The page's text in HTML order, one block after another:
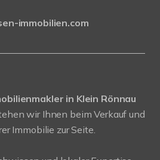
immobilien.com
in Klein Rönnau
wir Ihnen beim Verkauf und
Immobilie zur Seite.